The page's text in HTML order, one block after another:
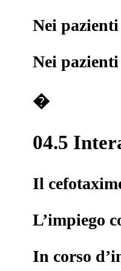
Nei
Nei
�
04.5
Il
L’impiego
In corso